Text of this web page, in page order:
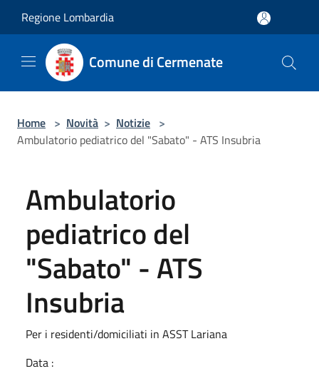
Regione Lombardia
Comune di Cermenate
Home > Novità > Notizie >
Ambulatorio pediatrico del "Sabato" - ATS Insubria
Ambulatorio
pediatrico del
"Sabato" - ATS
Insubria
Per i residenti/domiciliati in ASST Lariana
Data :